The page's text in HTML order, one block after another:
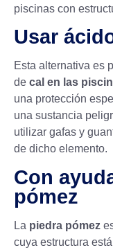
piscinas con
Usar
Esta alternativa es
de cal en las
una protección
una sustancia
utilizar gafas y
de dicho elemento.
Con
pómez
La piedra pómez
cuya estructura